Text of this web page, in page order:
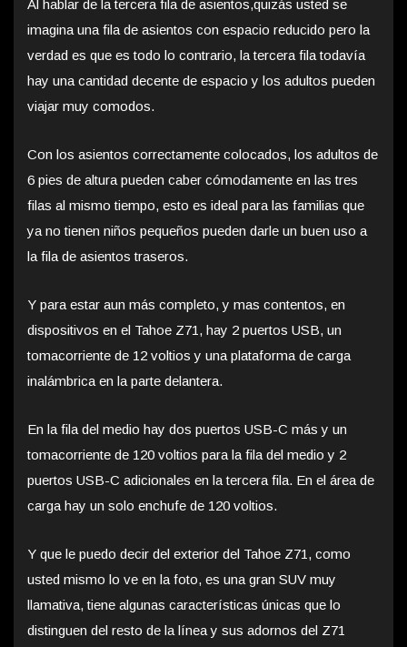
Al hablar de la tercera fila de asientos,quizás usted se
imagina una fila de asientos con espacio reducido pero la
verdad es que es todo lo contrario, la tercera fila todavía
hay una cantidad decente de espacio y los adultos pueden
viajar muy comodos.
Con los asientos correctamente colocados, los adultos de
6 pies de altura pueden caber cómodamente en las tres
filas al mismo tiempo, esto es ideal para las familias que
ya no tienen niños pequeños pueden darle un buen uso a
la fila de asientos traseros.
Y para estar aun más completo, y mas contentos, en
dispositivos en el Tahoe Z71, hay 2 puertos USB, un
tomacorriente de 12 voltios y una plataforma de carga
inalámbrica en la parte delantera.
En la fila del medio hay dos puertos USB-C más y un
tomacorriente de 120 voltios para la fila del medio y 2
puertos USB-C adicionales en la tercera fila. En el área de
carga hay un solo enchufe de 120 voltios.
Y que le puedo decir del exterior del Tahoe Z71, como
usted mismo lo ve en la foto, es una gran SUV muy
llamativa, tiene algunas características únicas que lo
distinguen del resto de la línea y sus adornos del Z71